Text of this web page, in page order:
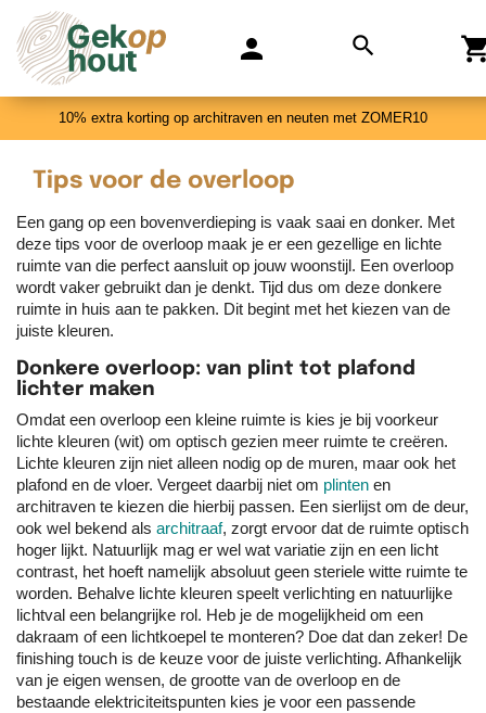
10% extra korting op architraven en neuten met ZOMER10
person search
Tips voor de overloop
Een gang op een bovenverdieping is vaak saai en donker. Met
deze tips voor de overloop maak je er een gezellige en lichte
ruimte van die perfect aansluit op jouw woonstijl. Een overloop
wordt vaker gebruikt dan je denkt. Tijd dus om deze donkere
ruimte in huis aan te pakken. Dit begint met het kiezen van de
juiste kleuren.
Donkere overloop: van plint tot plafond
lichter maken
Omdat een overloop een kleine ruimte is kies je bij voorkeur
lichte kleuren (wit) om optisch gezien meer ruimte te creëren.
Lichte kleuren zijn niet alleen nodig op de muren, maar ook het
plafond en de vloer. Vergeet daarbij niet om plinten en
architraven te kiezen die hierbij passen. Een sierlijst om de deur,
ook wel bekend als architraaf, zorgt ervoor dat de ruimte optisch
hoger lijkt. Natuurlijk mag er wel wat variatie zijn en een licht
contrast, het hoeft namelijk absoluut geen steriele witte ruimte te
worden. Behalve lichte kleuren speelt verlichting en natuurlijke
lichtval een belangrijke rol. Heb je de mogelijkheid om een
dakraam of een lichtkoepel te monteren? Doe dat dan zeker! De
finishing touch is de keuze voor de juiste verlichting. Afhankelijk
van je eigen wensen, de grootte van de overloop en de
bestaande elektriciteitspunten kies je voor een passende